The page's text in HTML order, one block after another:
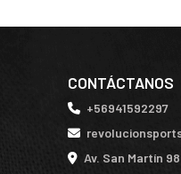
CONTÁCTANOS
+56941592297
Av. San Martín